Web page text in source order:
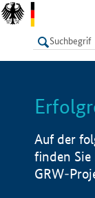
LISTE
Auf der
finden
GRW-